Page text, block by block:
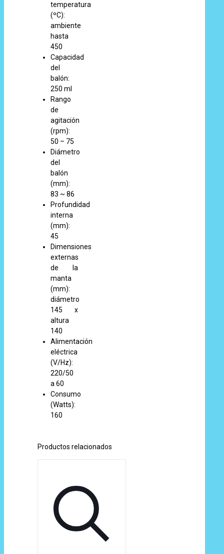
temperatura
(ºC):
ambiente
hasta
450
Capacidad
del
balón:
250 ml
Rango
de
agitación
(rpm):
50 – 75
Diámetro
del
balón
(mm):
83 ~ 86
Profundidad
interna
(mm):
45
Dimensiones
externas
de la
manta
(mm):
diámetro
145 x
altura
140
Alimentación
eléctrica
(V/Hz):
220/50
a 60
Consumo
(Watts):
160
Productos relacionados